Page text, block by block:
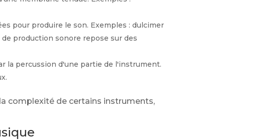
pour produire le son. Exemples : dulcimer
production sonore repose sur des
la percussion d'une partie de l'instrument.
complexité de certains instruments,